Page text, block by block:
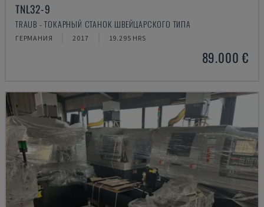
TNL32-9
TRAUB - ТОКАРНЫЙ СТАНОК ШВЕЙЦАРСКОГО ТИПА
ГЕРМАНИЯ 2017 19.295 HRS
89.000 €